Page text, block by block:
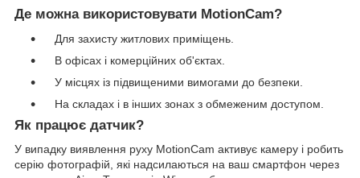
Де можна використовувати MotionCam?
Для захисту житлових приміщень.
В офісах і комерційних об'єктах.
У місцях із підвищеними вимогами до безпеки.
На складах і в інших зонах з обмеженим доступом.
Як працює датчик?
У випадку виявлення руху MotionCam активує камеру і робить
серію фотографій, які надсилаються на ваш смартфон через